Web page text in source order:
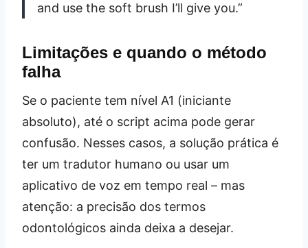
and use the soft brush I’ll give you.”
Limitações e quando o método
falha
Se o paciente tem nível A1 (iniciante
absoluto), até o script acima pode gerar
confusão. Nesses casos, a solução prática é
ter um tradutor humano ou usar um
aplicativo de voz em tempo real – mas
atenção: a precisão dos termos
odontológicos ainda deixa a desejar.